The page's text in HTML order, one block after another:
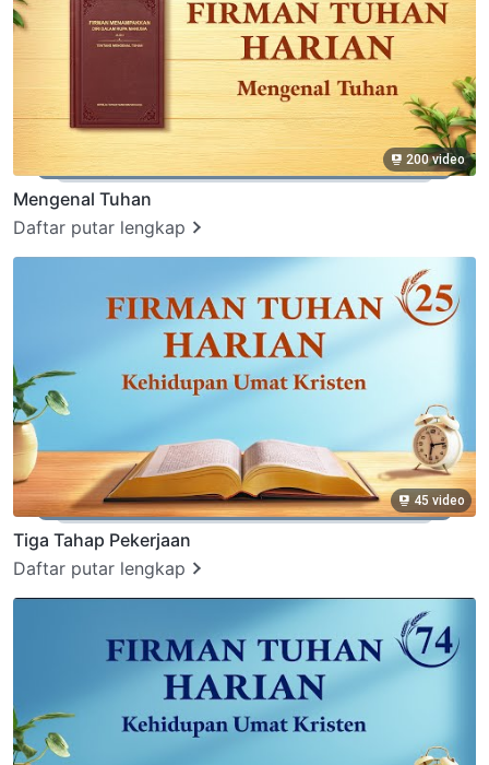
200 video
Mengenal Tuhan
Daftar putar lengkap
45 video
Tiga Tahap Pekerjaan
Daftar putar lengkap